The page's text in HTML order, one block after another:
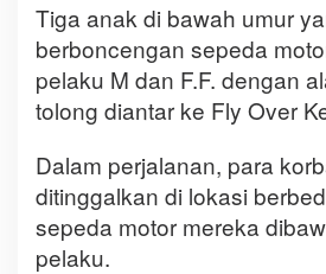
Tiga anak di bawah umur
berboncengan sepeda
pelaku M dan F.F. dengan
tolong diantar ke Fly Over
Dalam perjalanan, para
ditinggalkan di lokasi
sepeda motor mereka
pelaku.